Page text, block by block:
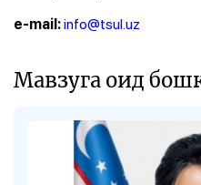
е-mail:info@tsul.uz
Мавзуга оид